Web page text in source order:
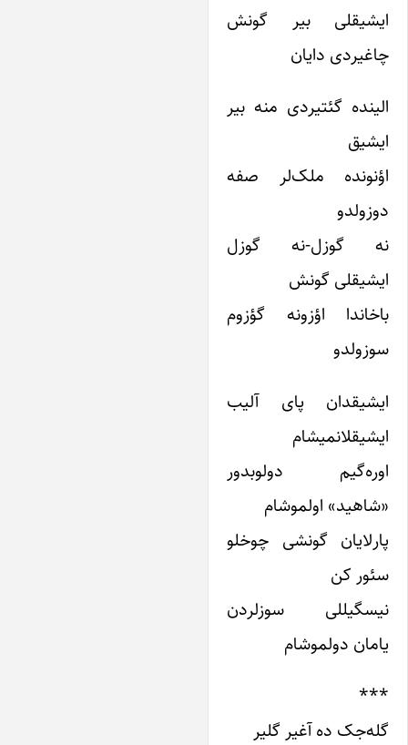
بیر گونش
دایان
گئتیردی منه بیر
ملک‌لر صفه
گوزل-نه گوزل
گونش
اؤزونه گؤزوم
پای آلیب
دولوبدور
اولموشام
گونشی چوخلو
کن
سوزلردن
دولموشام
ده آغیر گلیر